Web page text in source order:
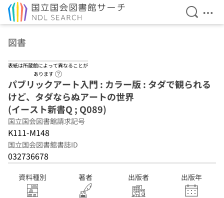
検索を
メ
図書
表紙は所蔵館によって異なることが
あります
パブリックアート入門 : カラー版 : タダで観られる
けど、タダならぬアートの世界
(イースト新書Q ; Q089)
国立国会図書館請求記号
K111-M148
国立国会図書館書誌ID
032736678
資料種別 著者 出版者 出版年